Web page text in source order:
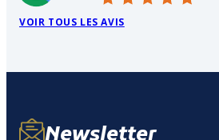
VOIR TOUS LES AVIS